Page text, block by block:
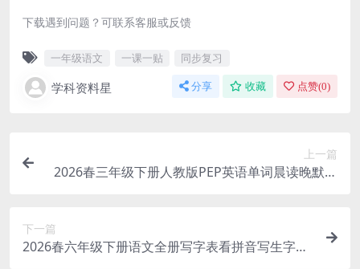
下载遇到问题？可联系客服或反馈
一年级语文 一课一贴 同步复习
学科资料星 分享 收藏 点赞(0)
上一篇
2026春三年级下册人教版PEP英语单词晨读晚默小
下一篇
2026春六年级下册语文全册写字表看拼音写生字专